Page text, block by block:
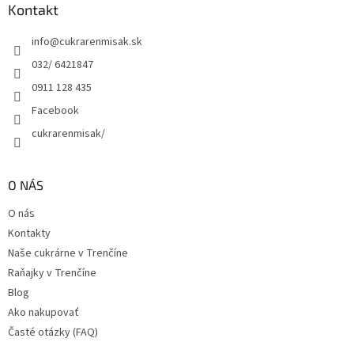
Kontakt
info@cukrarenmisak.sk
032/ 6421847
0911 128 435
Facebook
cukrarenmisak/
O NÁS
O nás
Kontakty
Naše cukrárne v Trenčíne
Raňajky v Trenčíne
Blog
Ako nakupovať
Časté otázky (FAQ)